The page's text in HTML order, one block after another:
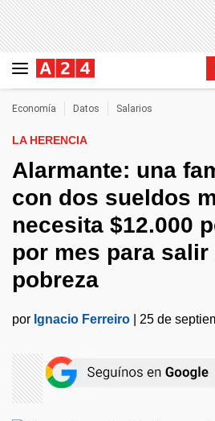
Economía Datos Salarios
LA HERENCIA
Alarmante: una
con dos sueldos
necesita $12.000
por mes para salir
pobreza
por Ignacio Ferreiro 25 de